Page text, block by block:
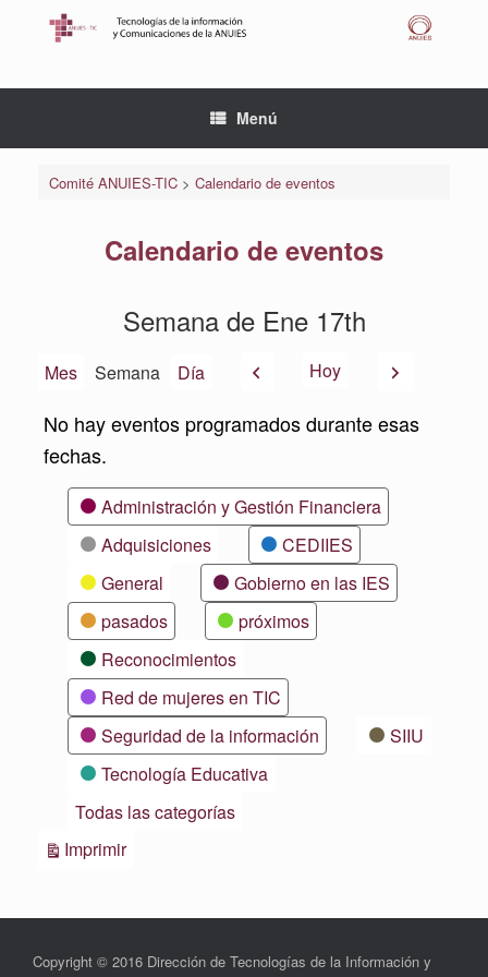
Menú
Comité ANUIES-TIC> Calendario de eventos
Calendario de eventos
Semana de Ene 17th
Mes Semana Día AnteriorHoy Siguiente
No hay eventos programados durante esas
fechas.
CategoríasAdministración y Gestión Financiera
Adquisiciones
CEDIIES
General
Gobierno en las IES
pasados
próximos
Reconocimientos
Red de mujeres en TIC
Seguridad de la información
SIIU
Tecnología Educativa
Todas las categorías
ImprimirVistas
Copyright © 2016 Dirección de Tecnologías de la Información y